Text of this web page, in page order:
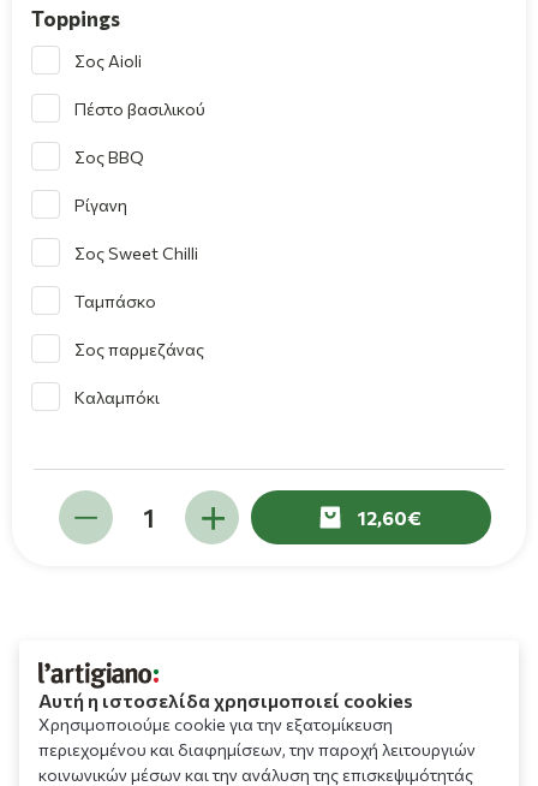
Toppings
Σος Aioli
Πέστο βασιλικού
Σος BBQ
Ρίγανη
Σος Sweet Chilli
Ταμπάσκο
Σος παρμεζάνας
Καλαμπόκι
12,60
Αυτή η ιστοσελίδα χρησιμοποιεί cookies
Χρησιμοποιούμε cookie για την εξατομίκευση
περιεχομένου και διαφημίσεων, την παροχή λειτουργιών
κοινωνικών μέσων και την ανάλυση της επισκεψιμότητάς